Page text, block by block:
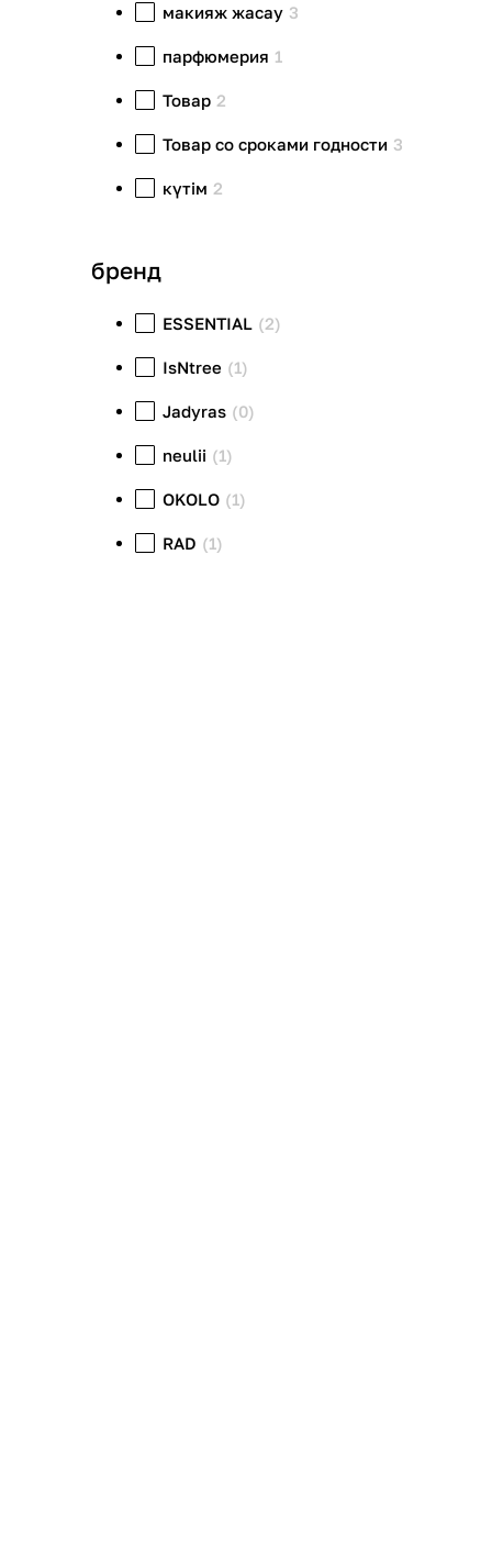
макияж жасау 3
парфюмерия 1
Товар 2
Товар со сроками годности 3
күтім 2
бренд
ESSENTIAL (2)
IsNtree (1)
Jadyras (0)
neulii (1)
OKOLO (1)
RAD (1)